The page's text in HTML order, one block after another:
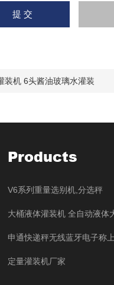
装机 6头酱油玻璃水灌装
Products
V6系列重量选别机,分选秤
大桶液体灌装机 全自动液体
申通快递秤无线蓝牙电子称
定量灌装机厂家